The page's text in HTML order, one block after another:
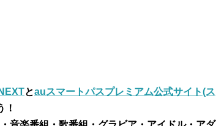
とauスマートパスプレミアム公式サイト(ス
！